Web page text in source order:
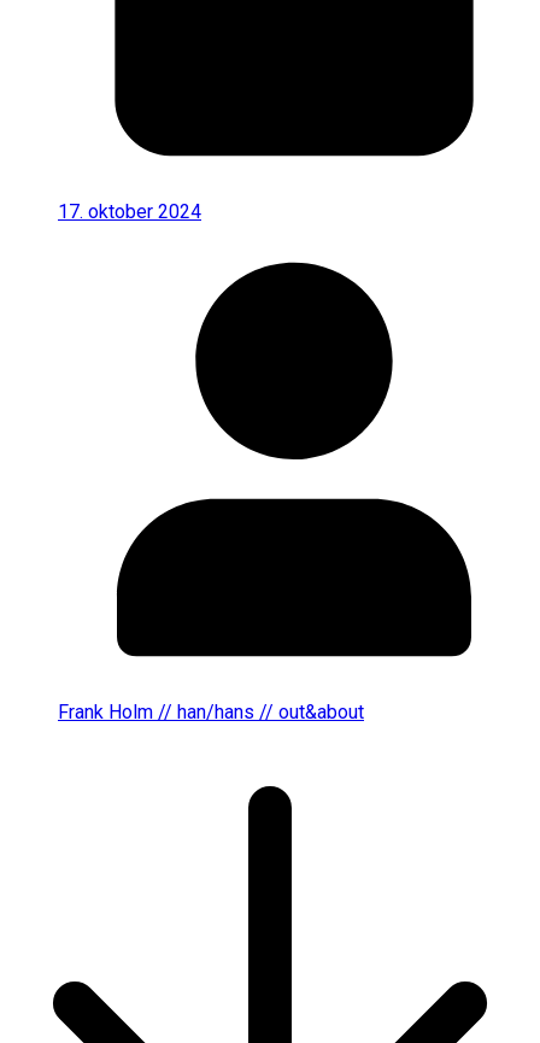
17. oktober 2024
Frank Holm // han/hans // out&about